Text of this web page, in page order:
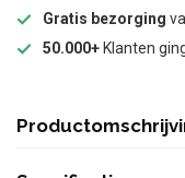
Gratis bezorging
50.000+ Klanten